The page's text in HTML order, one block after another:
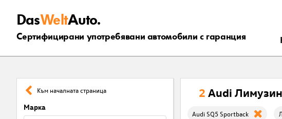
DasWeltAuto.
Сертифицирани употребявани автомобили с гаранция
Към началната страница
Марка
2 Audi
Audi SQ5 Sportback